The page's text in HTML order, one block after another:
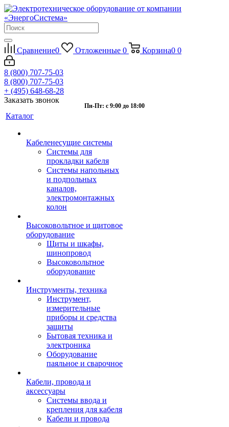
Сравнение0 Отложенные 0 Корзина0 0
8 (800) 707-75-03
8 (800) 707-75-03
+ (495) 648-68-28
Заказать звонок
Пн-Пт: с 9:00 до 18:00
Каталог
Кабеленесущие системы
Системы для
прокладки кабеля
Системы напольных
и подпольных
каналов,
электромонтажных
колон
Высоковольтное и щитовое
оборудование
Щиты и шкафы,
шинопровод
Высоковольтное
оборудование
Инструменты, техника
Инструмент,
измерительные
приборы и средства
защиты
Бытовая техника и
электроника
Оборудование
паяльное и сварочное
Кабели, провода и
аксессуары
Системы ввода и
крепления для кабеля
Кабели и провода